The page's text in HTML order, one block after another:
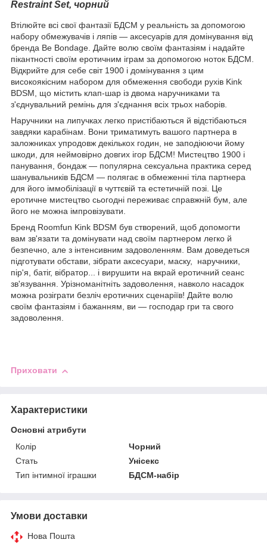
Restraint Set, чорний
Втілюйте всі свої фантазії БДСМ у реальність за допомогою
набору обмежувачів і ляпів — аксесуарів для домінування від
бренда Be Bondage. Дайте волю своїм фантазіям і надайте
пікантності своїм еротичним іграм за допомогою ноток БДСМ.
Відкрийте для себе світ 1900 і домінування з цим
високоякісним набором для обмеження свободи рухів Kink
BDSM, що містить клап-шар із двома наручниками та
з'єднувальний ремінь для з'єднання всіх трьох наборів.
Наручники на липучках легко пристібаються й відстібаються
завдяки карабінам. Вони триматимуть вашого партнера в
заложниках упродовж декількох годин, не заподіюючи йому
шкоди, для неймовірно довгих ігор БДСМ! Мистецтво 1900 і
панування, бондаж — популярна сексуальна практика серед
шанувальників БДСМ — полягає в обмеженні тіла партнера
для його іммобілізації в чуттєвій та естетичній позі. Це
еротичне мистецтво сьогодні переживає справжній бум, але
його не можна імпровізувати.
Бренд Roomfun Kink BDSM був створений, щоб допомогти
вам зв'язати та домінувати над своїм партнером легко й
безпечно, але з інтенсивним задоволенням. Вам доведеться
підготувати обстави, зібрати аксесуари, маску, наручники,
пір'я, батіг, вібратор... і вирушити на вкрай еротичний сеанс
зв'язування. Урізноманітніть задоволення, навколо насадок
можна розіграти безліч еротичних сценаріїв! Дайте волю
своїм фантазіям і бажанням, ви — господар гри та свого
задоволення.
Приховати
Характеристики
Основні атрибути
Колір
Чорний
Стать
Унісекс
Тип інтимної іграшки
БДСМ-набір
Умови доставки
Нова Пошта